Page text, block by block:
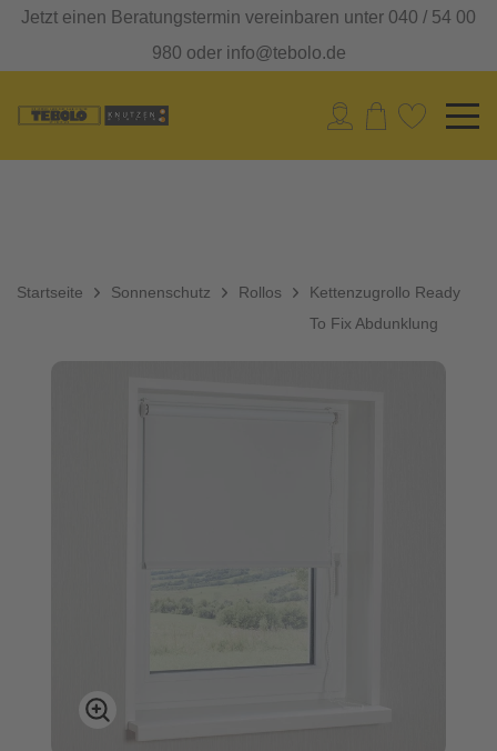
Jetzt einen Beratungstermin vereinbaren unter 040 / 54 00
980 oder info@tebolo.de
Startseite Sonnenschutz Rollos
Kettenzugrollo Ready
To Fix Abdunklung